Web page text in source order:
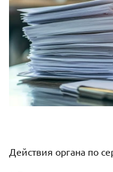
Действия органа по